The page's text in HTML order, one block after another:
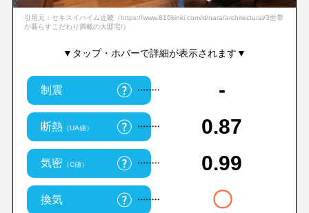
引用元：セキスイハイム近畿（https://www.816kinki.com/d/nara/architectural/3世帯
が暮らすこだわり満載の大邸宅/）
▼タップ・ホバーで詳細が表示されます▼
制震 -
断熱（UA値） 0.87
気密（C値） 0.99
換気 〇